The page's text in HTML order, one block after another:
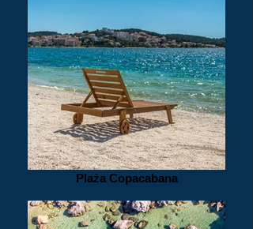
Plaża Copacabana